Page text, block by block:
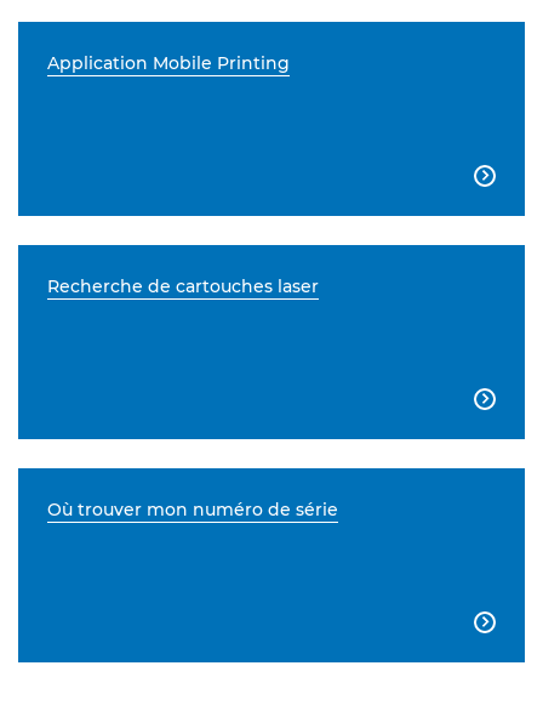
Application Mobile Printing

Recherche de cartouches laser

Où trouver mon numéro de série
